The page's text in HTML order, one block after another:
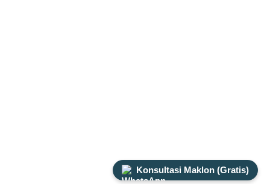
Konsultasi Maklon (Gratis)